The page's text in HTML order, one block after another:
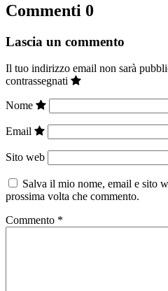
Commenti 0
Lascia un commento
Il tuo indirizzo email non sarà
contrassegnati
Nome
Email
Sito web
Salva il mio nome, email e sito
prossima volta che commento.
Commento *